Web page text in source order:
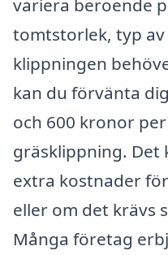
variera beroende
tomtstorlek, typ
klippningen
kan du förvänta
och 600 kronor
gräsklippning. Det
extra kostnader
eller om det krävs
Många företag